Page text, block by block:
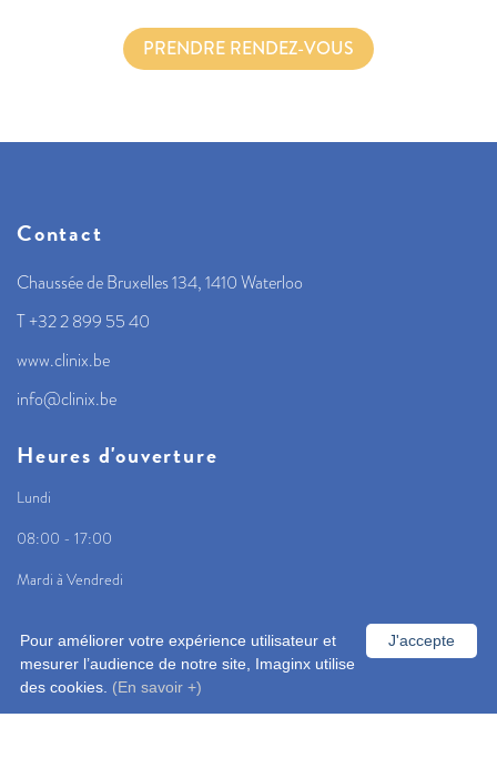
PRENDRE RENDEZ-VOUS
Contact
Chaussée de Bruxelles 134, 1410 Waterloo
T +32 2 899 55 40
www.clinix.be
info@clinix.be
Heures d'ouverture
Lundi
08:00 - 17:00
Mardi à Vendredi
Notre cabinet
J'accepte
Pour améliorer votre expérience utilisateur et
mesurer l’audience de notre site, Imaginx utilise
des cookies. (En savoir +)